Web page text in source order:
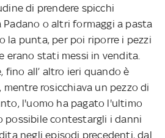
di prendere spicchi
Padano o altri formaggi a pasta
la punta, per poi riporre i pezzi
erano stati messi in vendita.
all’ altro ieri quando è
rosicchiava un pezzo di
l'uomo ha pagato l'ultimo
contestargli i danni
negli episodi precedenti, dal